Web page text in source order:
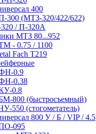
400
300 (МТЗ-320/422/622)
/ П-320А
МТЗ 80...952
- 0.75 / 1100
Fach T219
0.9
0.38
0.8
800 (быстросъемный)
550 (стогометатель)
800 У / Б / VIP / 4.5
095